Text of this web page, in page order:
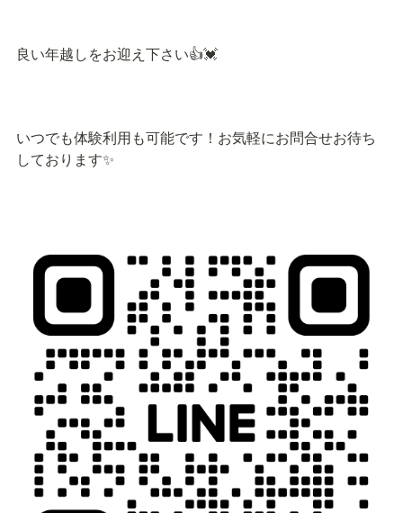
良い年越しをお迎え下さい👍💓
いつでも体験利用も可能です！お気軽にお問合せお待ち
しております✨